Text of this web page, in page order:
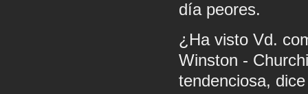
día peores.
¿Ha visto Vd.
Winston -
tendenciosa,